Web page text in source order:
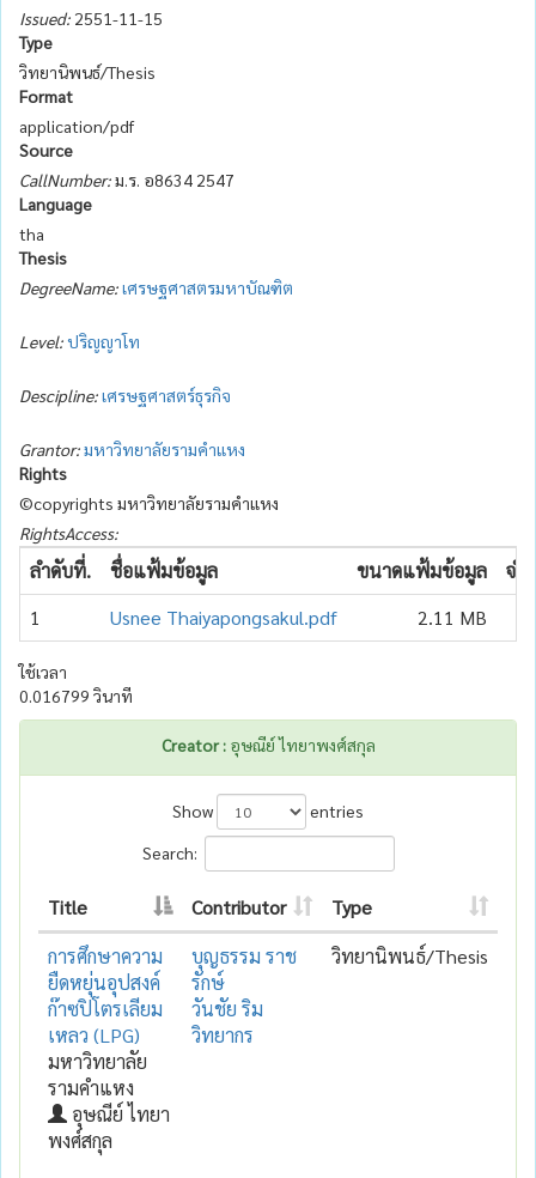
Issued: 2551-11-15
Type
วิทยานิพนธ์/Thesis
Format
application/pdf
Source
CallNumber:ม.ร. อ8634 2547
Language
tha
Thesis
DegreeName:เศรษฐศาสตรมหาบัณฑิต
Level:ปริญญาโท
Descipline:เศรษฐศาสตร์ธุรกิจ
Grantor:มหาวิทยาลัยรามคำแหง
Rights
©copyrights มหาวิทยาลัยรามคำแหง
RightsAccess:
ลำดับที่. ชื่อแฟ้มข้อมูล ขนาดแฟ้มข้อมูล
จำ
1
Usnee Thaiyapongsakul.pdf 2.11 MB
ใช้เวลา
0.016799 วินาที
Creator :อุษณีย์ ไทยาพงศ์สกุล
Show
entries
Search:
Title Contributor
Type
การศึกษาความ
ยืดหยุ่นอุปสงค์
ก๊าซปิโตรเลียม
เหลว (LPG)
มหาวิทยาลัย
รามคำแหง
อุษณีย์ ไทยา
พงศ์สกุล
บุญธรรม ราช
รักษ์
วันชัย ริม
วิทยากร
วิทยานิพนธ์/Thesis